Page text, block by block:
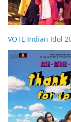
VOTE Indian Idol